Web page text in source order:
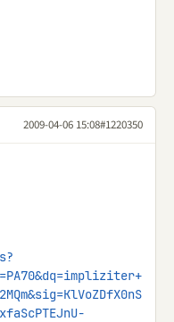
2009-04-06 15:08#1220350